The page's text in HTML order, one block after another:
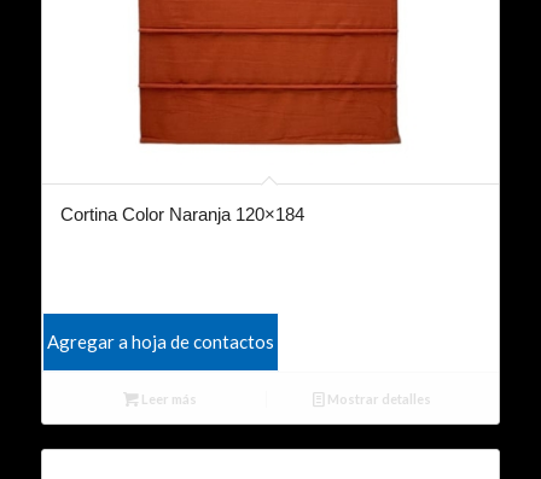
Cortina Color Naranja 120×184
Agregar a hoja de contactos
Leer más Mostrar detalles